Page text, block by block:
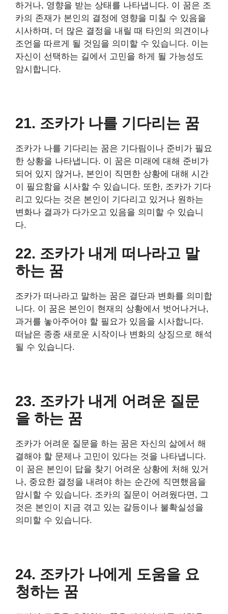
하거나, 영향을 받는 상태를 나타냅니다. 이 꿈은 조
카의 존재가 본인의 결정에 영향을 미칠 수 있음을
시사하며, 더 많은 결정을 내릴 때 타인의 의견이나
조언을 따르게 될 것임을 의미할 수 있습니다. 이는
자신이 선택하는 길에서 고민을 하게 될 가능성도
암시합니다.
21. 조카가 나를 기다리는 꿈
조카가 나를 기다리는 꿈은 기다림이나 준비가 필요
한 상황을 나타냅니다. 이 꿈은 미래에 대해 준비가
되어 있지 않거나, 본인이 직면한 상황에 대해 시간
이 필요함을 시사할 수 있습니다. 또한, 조카가 기다
리고 있다는 것은 본인이 기다리고 있거나 원하는
변화나 결과가 다가오고 있음을 의미할 수 있습니
다.
22. 조카가 내게 떠나라고 말
하는 꿈
조카가 떠나라고 말하는 꿈은 결단과 변화를 의미합
니다. 이 꿈은 본인이 현재의 상황에서 벗어나거나,
과거를 놓아주어야 할 필요가 있음을 시사합니다.
떠남은 종종 새로운 시작이나 변화의 상징으로 해석
될 수 있습니다.
23. 조카가 내게 어려운 질문
을 하는 꿈
조카가 어려운 질문을 하는 꿈은 자신의 삶에서 해
결해야 할 문제나 고민이 있다는 것을 나타냅니다.
이 꿈은 본인이 답을 찾기 어려운 상황에 처해 있거
나, 중요한 결정을 내려야 하는 순간에 직면했음을
암시할 수 있습니다. 조카의 질문이 어려웠다면, 그
것은 본인이 지금 겪고 있는 갈등이나 불확실성을
의미할 수 있습니다.
24. 조카가 나에게 도움을 요
청하는 꿈